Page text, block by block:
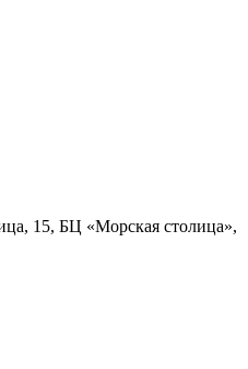
15, БЦ «Морская столица»,